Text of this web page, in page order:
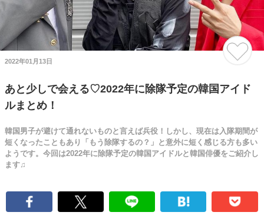
2022年01月13日
あと少しで会える♡2022年に除隊予定の韓国アイド
ルまとめ！
韓国男子が避けて通れないものと言えば兵役！しかし、現在は入隊期間が
短くなったこともあり「もう除隊するの？」と意外に短く感じる方も多い
ようです。今回は2022年に除隊予定の韓国アイドルと韓国俳優をご紹介し
ます♫